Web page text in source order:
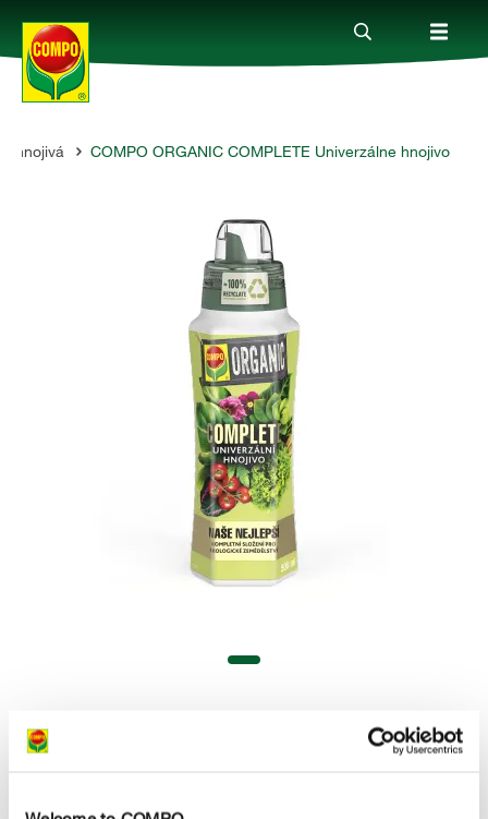
Produkty
hnojivá COMPO ORGANIC COMPLETE Univerzálne hnojivo
COMPO ORGANIC COMPLETE